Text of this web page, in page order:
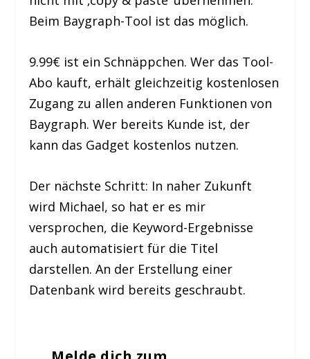
Beim Baygraph-Tool ist das möglich.
9.99€ ist ein Schnäppchen. Wer das Tool-
Abo kauft, erhält gleichzeitig kostenlosen
Zugang zu allen anderen Funktionen von
Baygraph. Wer bereits Kunde ist, der
kann das Gadget kostenlos nutzen.
Der nächste Schritt: In naher Zukunft
wird Michael, so hat er es mir
versprochen, die Keyword-Ergebnisse
auch automatisiert für die Titel
darstellen. An der Erstellung einer
Datenbank wird bereits geschraubt.